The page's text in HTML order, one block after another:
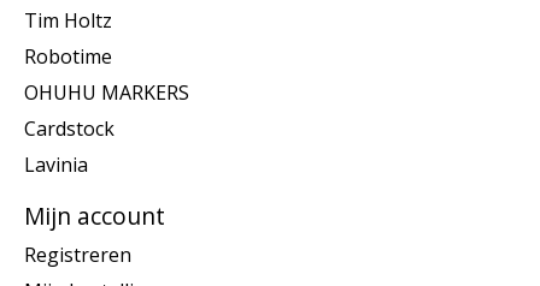
Tim Holtz
Robotime
OHUHU MARKERS
Cardstock
Lavinia
Mijn account
Registreren